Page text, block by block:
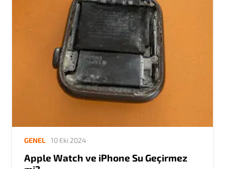
GENEL 10 Eki 2024
Apple Watch ve iPhone Su Geçirmez